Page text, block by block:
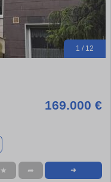
1 / 12
169.000 €
★ ➦ ➜